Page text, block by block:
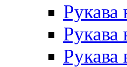
Рукава